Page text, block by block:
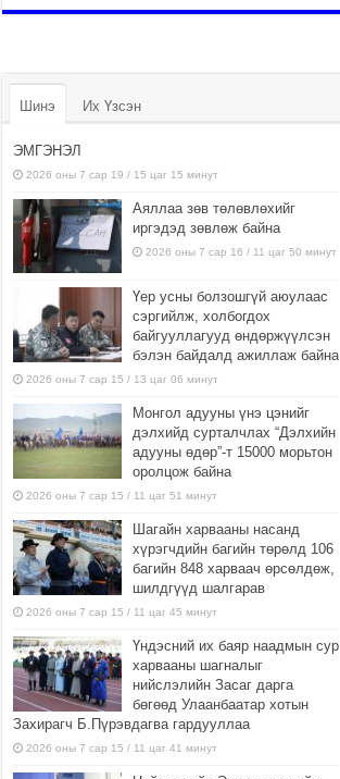
Шинэ Их Үзсэн
ЭМГЭНЭЛ
2026 оны 7 сар 19 / 15 цаг 15 минут
Аяллаа зөв төлөвлөхийг
иргэдэд зөвлөж байна
2026 оны 7 сар 16 / 11 цаг 50 минут
Үер усны болзошгүй аюулаас
сэргийлж, холбогдох
байгууллагууд өндөржүүлсэн
бэлэн байдалд ажиллаж байна
2026 оны 7 сар 15 / 13 цаг 06 минут
Монгол адууны үнэ цэнийг
дэлхийд сурталчлах “Дэлхийн
адууны өдөр”-т 15000 морьтон
оролцож байна
2026 оны 7 сар 15 / 11 цаг 51 минут
Шагайн харвааны насанд
хүрэгчдийн багийн төрөлд 106
багийн 848 харваач өрсөлдөж,
шилдгүүд шалгарав
2026 оны 7 сар 15 / 11 цаг 45 минут
Үндэсний их баяр наадмын сур
харвааны шагналыг
нийслэлийн Засаг дарга
бөгөөд Улаанбаатар хотын
Захирагч Б.Пүрэвдагва гардууллаа
2026 оны 7 сар 15 / 11 цаг 41 минут